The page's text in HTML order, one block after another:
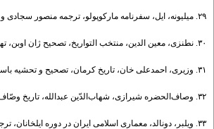
۲۹. میلیونه، ایل، سفرنامه مارکوپولو، ترجمه منصور سجادی و آنجلادی جوانی رومانو، تهران، ابوعلی، ۱۳۹۰ش.
۳۰. نطنزی، معین الدین، منتخب التواریخ، تصحیح ژان اوبن، تهران، خیام، ۱۳۳۶ش.
۳۱. وزیری، احمدعلی خان، تاریخ کرمان، تصحیح و تحشیه باستانی پاریزی، بی‌جا، علمی، ۱۳۷۵ش.
۳۲. وصاف‌الحضره شیرازی، شهاب‌الدّین عبدالله، تاریخ وصّاف تجزیه الامصار و تزجیه الاعصار، به اهتمام محمّد مهدوی اصفهانی، بمبئی، بی‌نا، ۱۳۳۸ش.
۳۳. ویلبر، دونالد، معماری اسلامی ایران در دوره ایلخانان، ترجمه عبدالله فریار، بی‌جا، علمی و فرهنگی، ۱۳۶۵ش.